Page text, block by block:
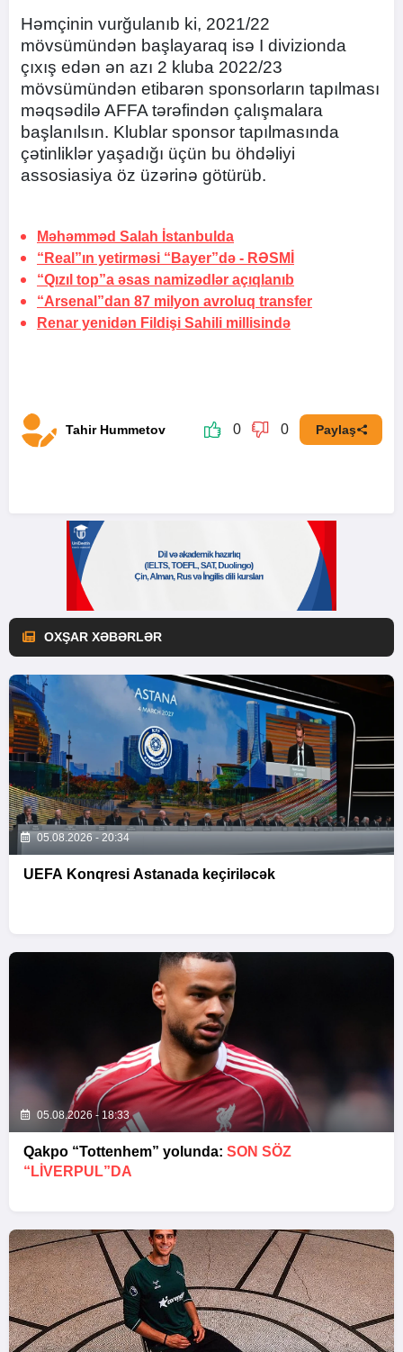
Həmçinin vurğulanıb ki, 2021/22
mövsümündən başlayaraq isə I divizionda
çıxış edən ən azı 2 kluba 2022/23
mövsümündən etibarən sponsorların tapılması
məqsədilə AFFA tərəfindən çalışmalara
başlanılsın. Klublar sponsor tapılmasında
çətinliklər yaşadığı üçün bu öhdəliyi
assosiasiya öz üzərinə götürüb.
Məhəmməd Salah İstanbulda
“Real”ın yetirməsi “Bayer”də - RƏSMİ
“Qızıl top”a əsas namizədlər açıqlanıb
“Arsenal”dan 87 milyon avroluq transfer
Renar yenidən Fildişi Sahili millisində
Tahir Hummetov 0 0 Paylaş
OXŞAR XƏBƏRLƏR
05.08.2026 - 20:34
UEFA Konqresi Astanada keçiriləcək
05.08.2026 - 18:33
Qakpo “Tottenhem” yolunda: SON SÖZ
“LIVERPUL”DA